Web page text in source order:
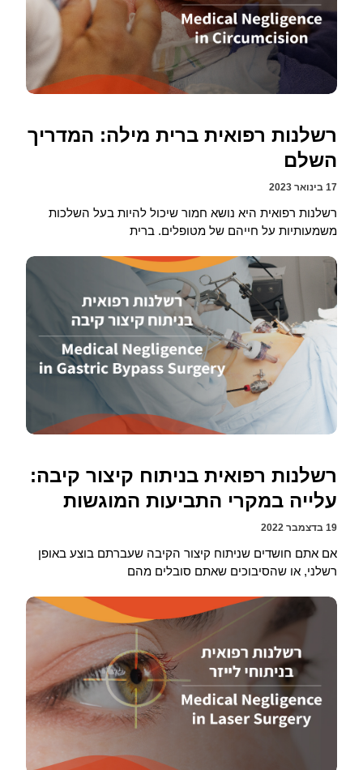
רשלנות רפואית ברית מילה: המדריך
השלם
17 בינואר 2023
רשלנות רפואית היא נושא חמור שיכול להיות בעל השלכות
משמעותיות על חייהם של מטופלים. ברית
רשלנות רפואית בניתוח קיצור קיבה:
עלייה במקרי התביעות המוגשות
19 בדצמבר 2022
אם אתם חושדים שניתוח קיצור הקיבה שעברתם בוצע באופן
רשלני, או שהסיבוכים שאתם סובלים מהם